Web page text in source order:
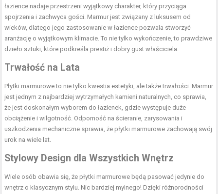
łazience nadaje przestrzeni wyjątkowy charakter, który przyciąga
spojrzenia i zachwyca gości. Marmur jest związany z luksusem od
wieków, dlatego jego zastosowanie w łazience pozwala stworzyć
aranżację o wyjątkowym klimacie. To nie tylko wykończenie, to prawdziwe
dzieło sztuki, które podkreśla prestiż i dobry gust właściciela.
Trwałość na Lata
Płytki marmurowe to nie tylko kwestia estetyki, ale także trwałości. Marmur
jest jednym z najbardziej wytrzymałych kamieni naturalnych, co sprawia,
że jest doskonałym wyborem do łazienek, gdzie występuje duże
obciążenie i wilgotność. Odporność na ścieranie, zarysowania i
uszkodzenia mechaniczne sprawia, że płytki marmurowe zachowają swój
urok na wiele lat.
Stylowy Design dla Wszystkich Wnętrz
Wiele osób obawia się, że płytki marmurowe będą pasować jedynie do
wnętrz o klasycznym stylu. Nic bardziej mylnego! Dzięki różnorodności